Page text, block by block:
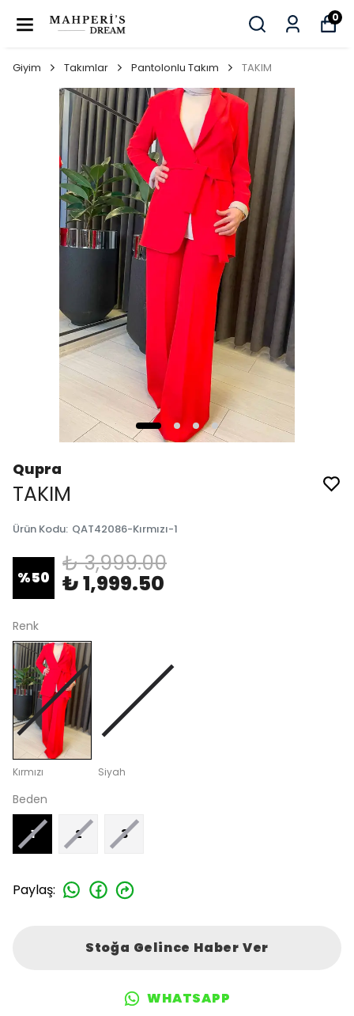
0
Giyim Takımlar Pantolonlu Takım TAKIM
Qupra
TAKIM
Ürün Kodu: QAT42086-Kırmızı-1
%50
₺ 3,999.00
₺ 1,999.50
Renk
Kırmızı Siyah
Beden
1 2 3
Paylaş:
Stoğa Gelince Haber Ver
WHATSAPP